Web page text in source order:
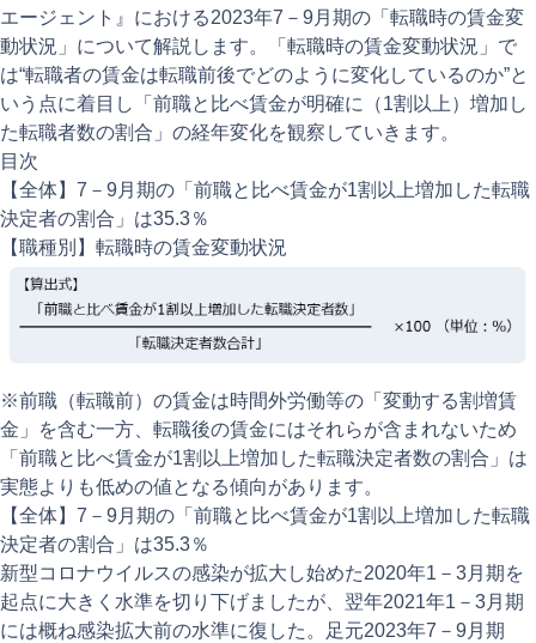
エージェント』における2023年7－9月期の「転職時の賃金変
動状況」について解説します。「転職時の賃金変動状況」で
は“転職者の賃金は転職前後でどのように変化しているのか”と
いう点に着目し「前職と比べ賃金が明確に（1割以上）増加し
た転職者数の割合」の経年変化を観察していきます。
目次
【全体】7－9月期の「前職と比べ賃金が1割以上増加した転職
決定者の割合」は35.3％
【職種別】転職時の賃金変動状況
※前職（転職前）の賃金は時間外労働等の「変動する割増賃
金」を含む一方、転職後の賃金にはそれらが含まれないため
「前職と比べ賃金が1割以上増加した転職決定者数の割合」は
実態よりも低めの値となる傾向があります。
【全体】7－9月期の「前職と比べ賃金が1割以上増加した転職
決定者の割合」は35.3％
新型コロナウイルスの感染が拡大し始めた2020年1－3月期を
起点に大きく水準を切り下げましたが、翌年2021年1－3月期
には概ね感染拡大前の水準に復した。足元2023年7－9月期